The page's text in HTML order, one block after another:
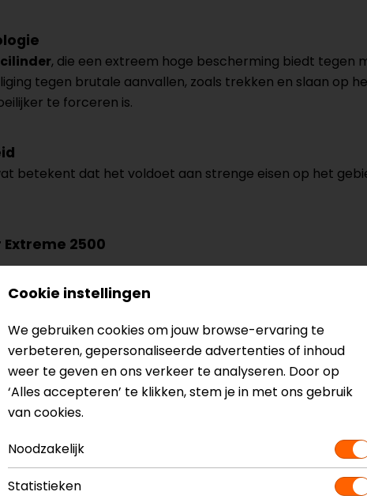
cilinder, die een extreem hoge bescherming biedt tegen
tegen brutale aanvallen, zoals trekken en slaan op
te forceren is.
betekent dat het voldoet aan strenge eisen op het
2500
tegen manipulaties
Cookie instellingen
We gebruiken cookies om jouw browse-ervaring te
verbeteren, gepersonaliseerde advertenties of inhoud
weer te geven en ons verkeer te analyseren. Door op
‘Alles accepteren’ te klikken, stem je in met ons gebruik
van cookies.
Noodzakelijk
Statistieken